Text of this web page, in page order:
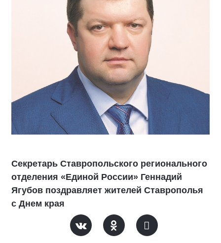
Секретарь Ставропольского регионального
отделения «Единой России» Геннадий
Ягубов поздравляет жителей Ставрополья
с Днем края